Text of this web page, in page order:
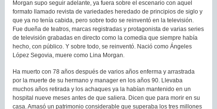
Morgan supo seguir adelante, ya fuera sobre el escenario con aquel
formato llamado revista de variedades heredado de principios de siglo y
que ya no tenía cabida, pero sobre todo se reinventó en la televisión.
Fue dueña de teatros, marcas registradas y protagonista de varias series
de televisión grabadas en directo como la comedia que siempre había
hecho, con público. Y sobre todo, se reinventó. Nació como Ángeles
López Segovia, muere como Lina Morgan.
Ha muerto con 78 años después de varios años enferma y arrastrada
por la muerte de su hermano y manager en los años 90. Llevaba
muchos años retirada y los achaques ya la habían mantenido en un
hospital nueve meses antes de que saliera. Dicen que para morir en su
casa. Amasó un patrimonio considerable que superaba los tres millones